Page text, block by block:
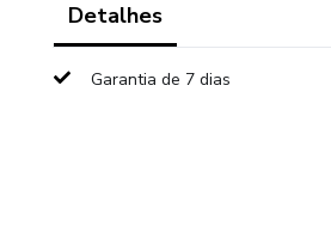
Detalhes
Garantia de 7 dias